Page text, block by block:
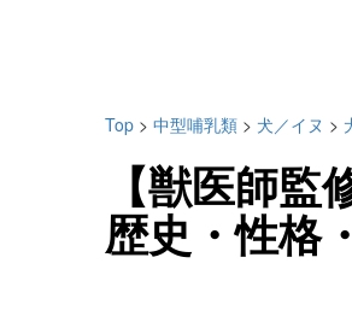
Top > 中型哺乳類 > 犬／イヌ >
【獣医師
歴史・性格